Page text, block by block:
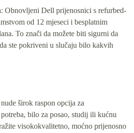
Obnovljeni Dell prijenosnici s refurbed-
od 12 mjeseci i besplatnim
To znači da možete biti sigurni da
ste pokriveni u slučaju bilo kakvih
širok raspon opcija za
bilo za posao, studij ili kućnu
visokokvalitetno, moćno prijenosno